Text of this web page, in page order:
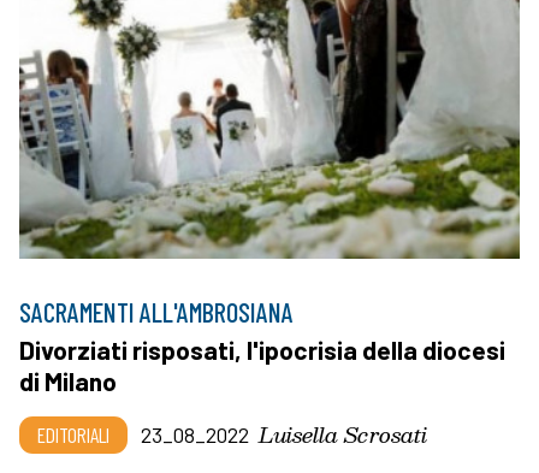
SACRAMENTI ALL'AMBROSIANA
Divorziati risposati, l'ipocrisia della diocesi
di Milano
EDITORIALI 23_08_2022 Luisella Scrosati